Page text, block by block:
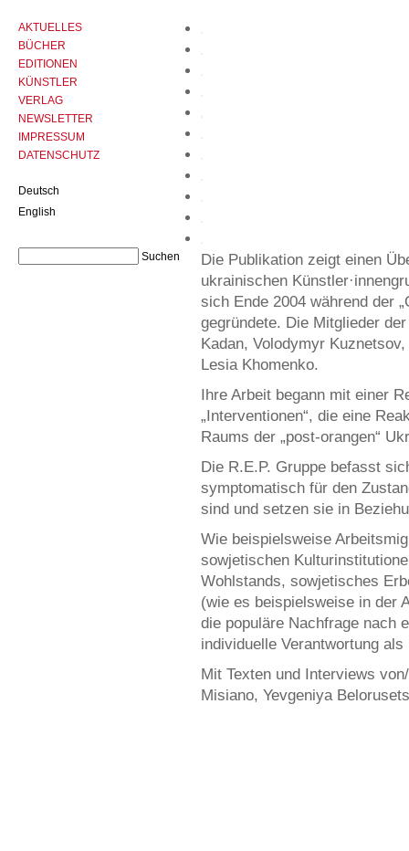
Die Publikation zeigt einen
ukrainischen
sich Ende 2004 während der
gegründete. Die Mitglieder
Kadan, Volodymyr
Lesia Khomenko.
Ihre Arbeit begann mit einer
„Interventionen“, die eine
Raums der „post-orangen“
Die R.E.P. Gruppe befasst
symptomatisch für den
sind und setzen sie in
Wie beispielsweise
sowjetischen
Wohlstands, sowjetisches
(wie es beispielsweise in der
die populäre Nachfrage nach
individuelle Verantwortung als
Mit Texten und Interviews
Misiano, Yevgeniya
AKTUELLES
BÜCHER
EDITIONEN
KÜNSTLER
VERLAG
NEWSLETTER
IMPRESSUM
DATENSCHUTZ
Deutsch
English